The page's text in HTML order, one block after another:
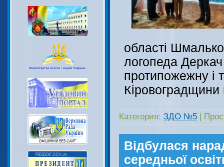
області
логопеда
протипожежну і
Кіровоградщини
Категория: ЗДО №5 |
Відбулася
середньої